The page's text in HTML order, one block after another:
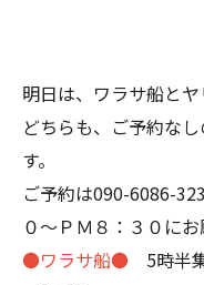
明日は、ワラサ船とヤ
どちらも、ご予約な
す。
ご予約は090-6086-
０～ＰＭ８：３０にお
●ワラサ船● 5時半